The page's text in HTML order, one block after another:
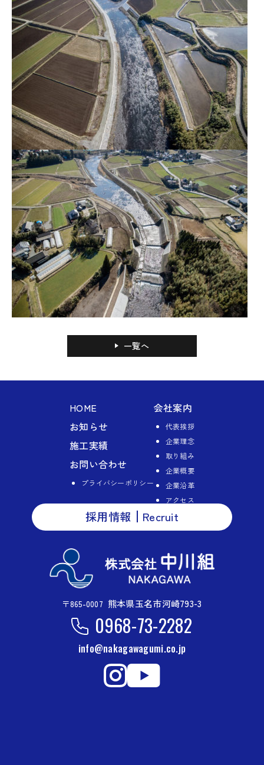
一覧へ
〒865-0007 熊本県玉名市河崎793-3
0968-73-2282
info@nakagawagumi.co.jp
HOME
お知らせ
施工実績
お問い合わせ
プライバシーポリシー
会社案内
代表挨拶
企業理念
取り組み
企業概要
企業沿革
アクセス
採用情報 Recruit